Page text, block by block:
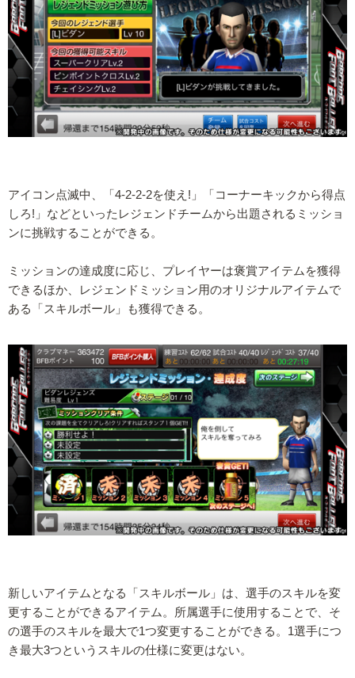
アイコン点滅中、「4-2-2-2を使え!」「コーナーキックから得点
しろ!」などといったレジェンドチームから出題されるミッショ
ンに挑戦することができる。
ミッションの達成度に応じ、プレイヤーは褒賞アイテムを獲得
できるほか、レジェンドミッション用のオリジナルアイテムで
ある「スキルボール」も獲得できる。
新しいアイテムとなる「スキルボール」は、選手のスキルを変
更することができるアイテム。所属選手に使用することで、そ
の選手のスキルを最大で1つ変更することができる。1選手につ
き最大3つというスキルの仕様に変更はない。